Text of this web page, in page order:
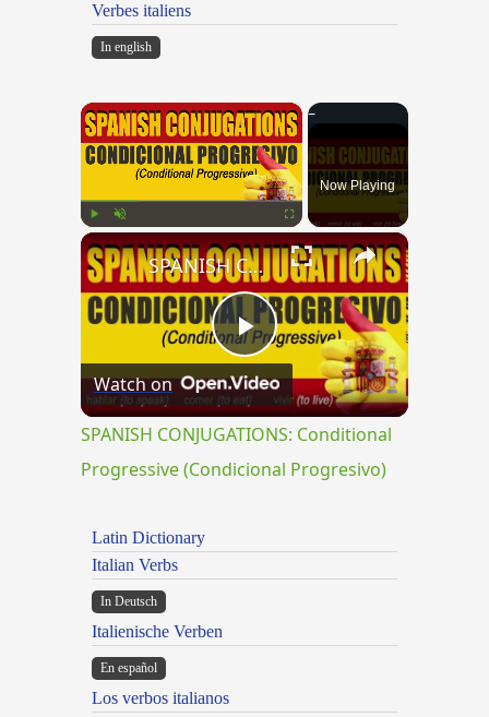
Verbes italiens
In english
×
Play Unmute Fullscreen
Now Playing
×
Play
Video
SPANISH CONJUGATIONS: Conditional Progressive (Condicional Progresivo)
Watch on
SPANISH CONJUGATIONS: Conditional
Progressive (Condicional Progresivo)
Latin Dictionary
Italian Verbs
In Deutsch
Italienische Verben
En español
Los verbos italianos